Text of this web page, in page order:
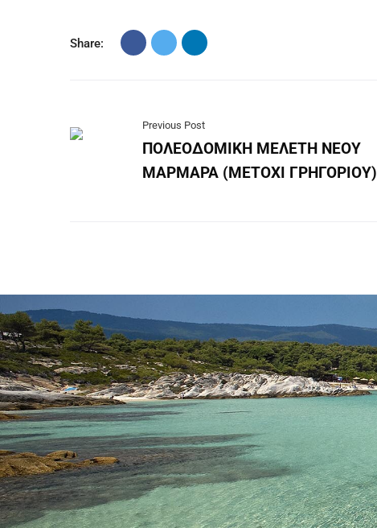
Share:
Previous Post
ΠΟΛΕΟΔΟΜΙΚΗ ΜΕΛΕΤΗ ΝΕΟΥ
ΜΑΡΜΑΡΑ (ΜΕΤΟΧΙ ΓΡΗΓΟΡΙΟΥ)